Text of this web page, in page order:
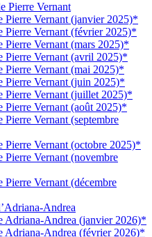
Pierre Vernant
Pierre Vernant (janvier 2025)*
Pierre Vernant (février 2025)*
Pierre Vernant (mars 2025)*
Pierre Vernant (avril 2025)*
Pierre Vernant (mai 2025)*
Pierre Vernant (juin 2025)*
Pierre Vernant (juillet 2025)*
Pierre Vernant (août 2025)*
Pierre Vernant (septembre
Pierre Vernant (octobre 2025)*
Pierre Vernant (novembre
Pierre Vernant (décembre
Andrea
Adriana-Andrea (janvier 2026)*
Adriana-Andrea (février 2026)*